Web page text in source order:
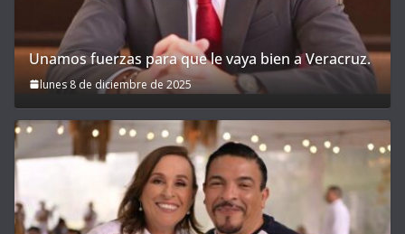
Unamos fuerzas para que le vaya bien a Veracruz.
lunes 8 de diciembre de 2025